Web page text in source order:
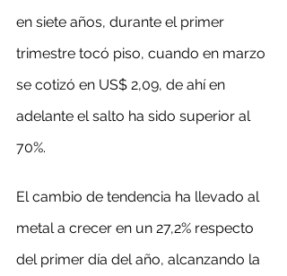
en siete años, durante el primer
trimestre tocó piso, cuando en marzo
se cotizó en US$ 2,09, de ahí en
adelante el salto ha sido superior al
70%.
El cambio de tendencia ha llevado al
metal a crecer en un 27,2% respecto
del primer día del año, alcanzando la